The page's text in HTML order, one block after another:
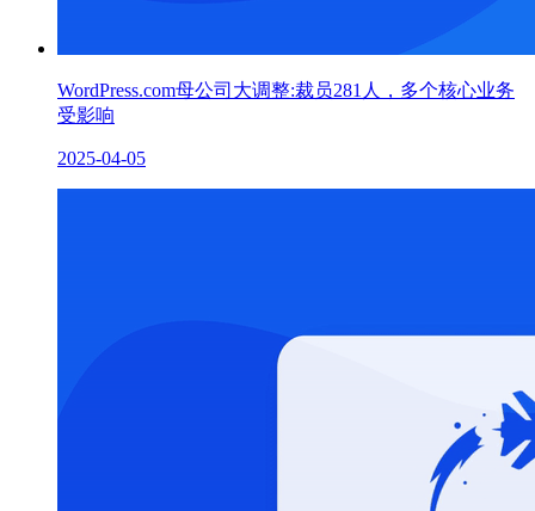
WordPress.com母公司大调整:裁员281人，多个核心业务
受影响
2025-04-05